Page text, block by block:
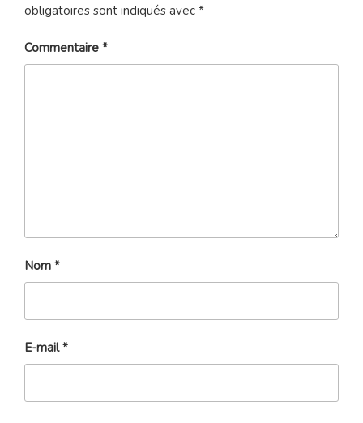
obligatoires sont indiqués avec *
Commentaire *
Nom *
E-mail*